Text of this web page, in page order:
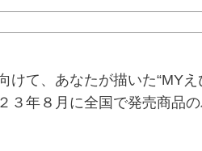
て、あなたが描いた“MY
年８月に全国で発売商品